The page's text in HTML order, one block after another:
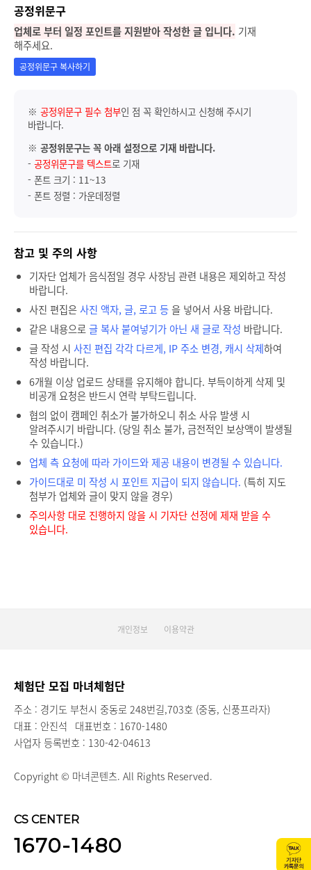
공정위문구
업체로 부터 일정 포인트를 지원받아 작성한 글 입니다. 기재
해주세요.
공정위문구 복사하기
※ 공정위문구 필수 첨부인 점 꼭 확인하시고 신청해 주시기
바랍니다.
※ 공정위문구는 꼭 아래 설정으로 기재 바랍니다.
- 공정위문구를 텍스트로 기재
- 폰트 크기 : 11~13
- 폰트 정렬 : 가운데정렬
참고 및 주의 사항
기자단 업체가 음식점일 경우 사장님 관련 내용은 제외하고 작성
바랍니다.
사진 편집은사진 액자, 글, 로고 등을 넣어서 사용 바랍니다.
같은 내용으로글 복사 붙여넣기가 아닌 새 글로 작성 바랍니다.
글 작성 시 사진 편집 각각 다르게, IP 주소 변경, 캐시 삭제하여
작성 바랍니다.
6개월 이상 업로드 상태를 유지해야 합니다. 부득이하게 삭제 및
비공개 요청은 반드시 연락 부탁드립니다.
협의 없이 캠페인 취소가 불가하오니 취소 사유 발생 시
알려주시기 바랍니다. (당일 취소 불가, 금전적인 보상액이 발생될
수 있습니다.)
업체 측 요청에 따라 가이드와 제공 내용이 변경될 수 있습니다.
가이드대로 미 작성 시 포인트 지급이 되지 않습니다. (특히 지도
첨부가 업체와 글이 맞지 않을 경우)
주의사항 대로 진행하지 않을 시 기자단 선정에 제재 받을 수
있습니다.
개인정보 이용약관
체험단 모집 마녀체험단
주소 : 경기도 부천시 중동로 248번길,703호 (중동, 신풍프라자)
대표 : 안진석 대표번호 : 1670-1480
사업자 등록번호 : 130-42-04613
Copyright © 마녀콘텐츠. All Rights Reserved.
CS CENTER
1670-1480